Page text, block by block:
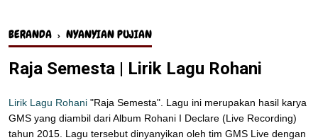
BERANDA › NYANYIAN PUJIAN
Raja Semesta | Lirik Lagu Rohani
Lirik Lagu Rohani "Raja Semesta". Lagu ini merupakan hasil karya
GMS yang diambil dari Album Rohani I Declare (Live Recording)
tahun 2015. Lagu tersebut dinyanyikan oleh tim GMS Live dengan